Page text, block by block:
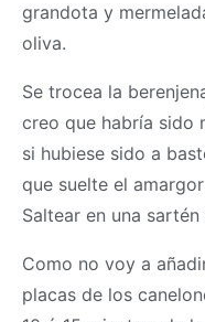
grandota y
oliva.
Se trocea la
creo que habría sido
si hubiese sido a
que suelte el
Saltear en una
Como no voy a
placas de los